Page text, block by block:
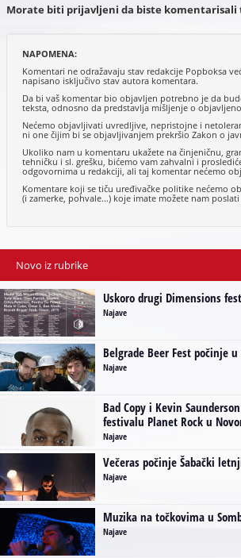
Morate biti prijavljeni da biste komentarisali
NAPOMENA:
Komentari ne odražavaju stav redakcije Popboksa
napisano isključivo stav autora komentara.
Da bi vaš komentar bio objavljen potrebno je da
teksta, odnosno da predstavlja mišljenje o
Nećemo objavljivati uvredljive, nepristojne i
ni one čijim bi se objavljivanjem prekršio Zakon o
Ukoliko nam u komentaru ukažete na činjeničnu,
tehničku i sl. grešku, bićemo vam zahvalni i
odgovornima u redakciji, ali taj komentar nećemo
Komentare koji se tiču uređivačke politike nećemo
(i zamerke, pohvale...) koje imate možete nam poslati
Novo iz rubrike
Uskoro drugi Dimensions
Najave
Belgrade Beer Fest počinje
Najave
Bad Copy i Kevin
festivalu Planet Rock u
Najave
Večeras počinje Šabački
Najave
Muzika na točkovima u
Najave